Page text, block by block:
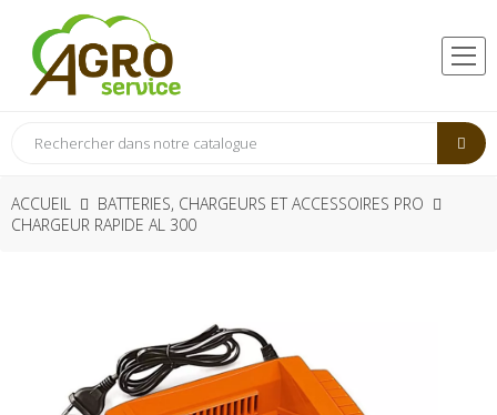
ACCUEIL
BATTERIES, CHARGEURS ET ACCESSOIRES PRO
CHARGEUR RAPIDE AL 300